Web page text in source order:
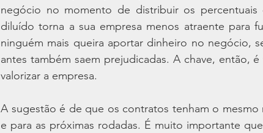
negócio no momento de distribuir os
diluído torna a sua empresa menos atraente para
ninguém mais queira aportar dinheiro no negócio,
antes também saem prejudicadas. A chave, então,
valorizar a empresa.
A sugestão é de que os contratos tenham o
e para as próximas rodadas. É muito importante